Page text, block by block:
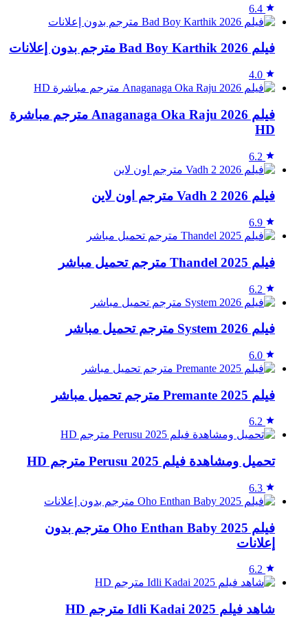
6.4
فيلم Bad Boy Karthik 2026 مترجم بدون إعلانات
4.0
فيلم Anaganaga Oka Raju 2026 مترجم مباشرة
HD
6.2
فيلم Vadh 2 2026 مترجم اون لاين
6.9
فيلم Thandel 2025 مترجم تحميل مباشر
6.2
فيلم System 2026 مترجم تحميل مباشر
6.0
فيلم Premante 2025 مترجم تحميل مباشر
6.2
تحميل ومشاهدة فيلم Perusu 2025 مترجم HD
6.3
فيلم Oho Enthan Baby 2025 مترجم بدون
إعلانات
6.2
شاهد فيلم Idli Kadai 2025 مترجم HD